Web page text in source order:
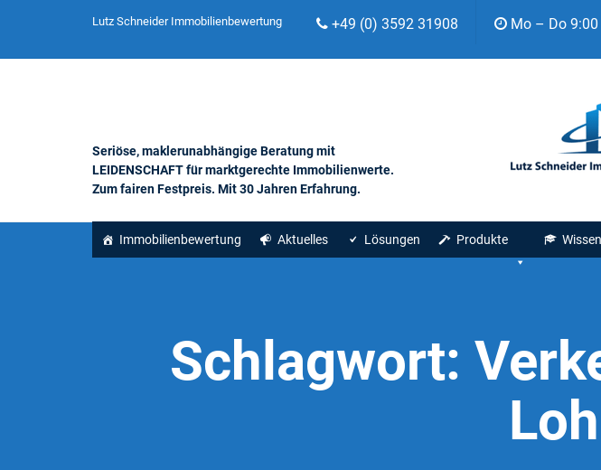
Lutz Schneider Immobilienbewertung +49 (0) 3592 31908 Mo – Do 9:00
Seriöse, maklerunabhängige Beratung mit
LEIDENSCHAFT für marktgerechte Immobilienwerte.
Zum fairen Festpreis. Mit 30 Jahren Erfahrung.
Immobilienbewertung Aktuelles Lösungen Produkte Wissen
Schlagwort: